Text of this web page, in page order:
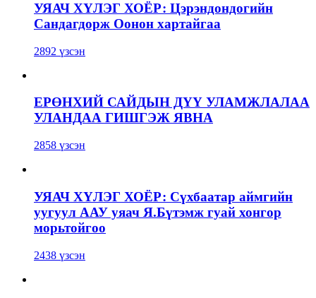
УЯАЧ ХҮЛЭГ ХОЁР: Цэрэндондогийн
Сандагдорж Оонон хартайгаа
2892 үзсэн
ЕРӨНХИЙ САЙДЫН ДҮҮ УЛАМЖЛАЛАА
УЛАНДАА ГИШГЭЖ ЯВНА
2858 үзсэн
УЯАЧ ХҮЛЭГ ХОЁР: Сүхбаатар аймгийн
уугуул ААУ уяач Я.Бүтэмж гуай хонгор
морьтойгоо
2438 үзсэн